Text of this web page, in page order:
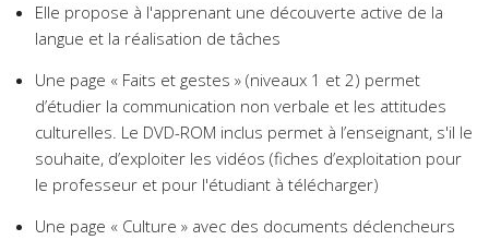
Elle propose à l'apprenant une découverte active de la
langue et la réalisation de tâches
Une page « Faits et gestes » (niveaux 1 et 2) permet
d’étudier la communication non verbale et les attitudes
culturelles. Le DVD-ROM inclus permet à l’enseignant, s'il le
souhaite, d’exploiter les vidéos (fiches d’exploitation pour
le professeur et pour l'étudiant à télécharger)
Une page « Culture » avec des documents déclencheurs